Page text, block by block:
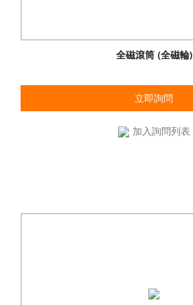
全磁滾筒 (全磁輪)
立即詢問
加入詢問列表